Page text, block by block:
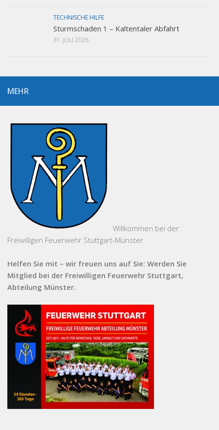
TECHNISCHE HILFE
Sturmschaden 1 – Kaltentaler Abfahrt
31. JULI 2026
MEHR
Willkommen bei der
Freiwilligen Feuerwehr Stuttgart-Münster.
Helfen Sie mit – wir freuen uns auf Sie: Werden Sie
Mitglied bei der Freiwilligen Feuerwehr Stuttgart,
Abteilung Münster.